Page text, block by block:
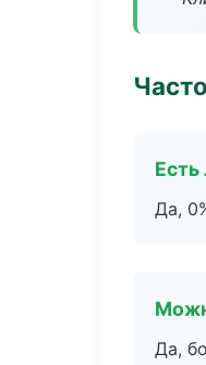
Есть
Да,
Да,